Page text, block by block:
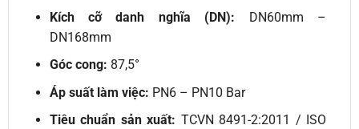
Kích cỡ danh nghĩa (DN): DN60mm –
DN168mm
Góc cong: 87,5°
Áp suất làm việc: PN6 – PN10 Bar
Tiêu chuẩn sản xuất: TCVN 8491-2:2011 / ISO